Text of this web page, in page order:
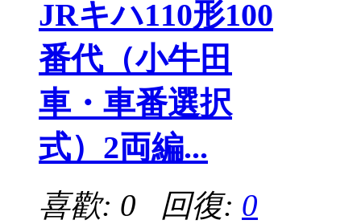
JRキハ110形100
番代（小牛田
車・車番選択
式）2両編...
喜歡: 0 回復: 0